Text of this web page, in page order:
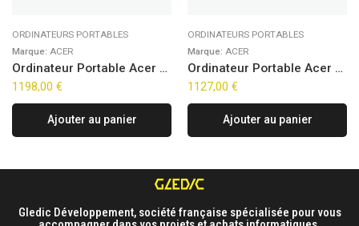
ORDINATEURS PORTABLES
Marque: ACER
Ordinateur Portable Acer Aspire Go 15 AG15-72P-76GL (15,6″)
1198,00 €
Ajouter au panier
ORDINATEURS PORTABLES
Marque: ACER
Ordinateur Portable Acer Aspire Spin ASP14-52MTN-5045 (14″)
1127,00 €
Ajouter au panier
Gledic Développement, société française spécialisée pour vous